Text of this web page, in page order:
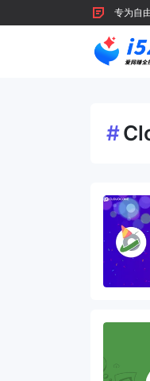
专为自
#